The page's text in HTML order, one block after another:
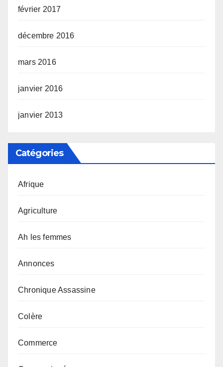
février 2017
décembre 2016
mars 2016
janvier 2016
janvier 2013
Catégories
Afrique
Agriculture
Ah les femmes
Annonces
Chronique Assassine
Colère
Commerce